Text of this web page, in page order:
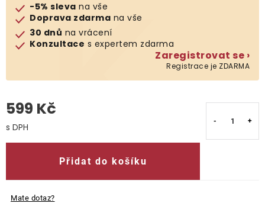
Klub výhod
-5% sleva na vše
Doprava zdarma na vše
30 dnů na vrácení
Konzultace s expertem zdarma
Zaregistrovat se ›
Registrace je ZDARMA
599 Kč
Přidat do košíku
Mate dotaz?